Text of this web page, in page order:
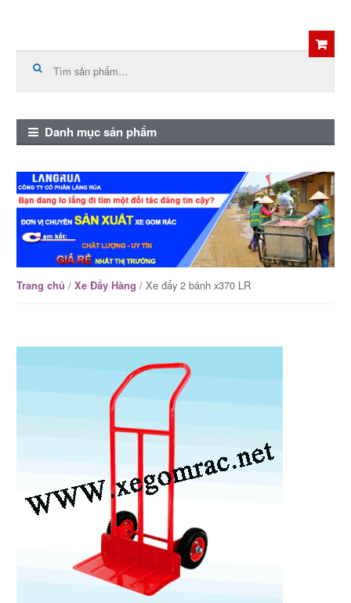
navigation
content
kiếm:
Danh mục sản phẩm
Trang chủ / Xe Đẩy Hàng / Xe đẩy 2 bánh x370 LR